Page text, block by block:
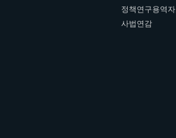
정책연구용역
사법연감